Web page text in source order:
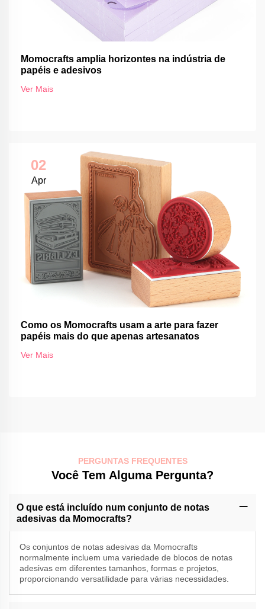
Momocrafts amplia horizontes na indústria de
papéis e adesivos
Ver Mais
02
Apr
Como os Momocrafts usam a arte para fazer
papéis mais do que apenas artesanatos
Ver Mais
PERGUNTAS FREQUENTES
Você Tem Alguma Pergunta?
O que está incluído num conjunto de notas
adesivas da Momocrafts?
Os conjuntos de notas adesivas da Momocrafts
normalmente incluem uma variedade de blocos de notas
adesivas em diferentes tamanhos, formas e projetos,
proporcionando versatilidade para várias necessidades.